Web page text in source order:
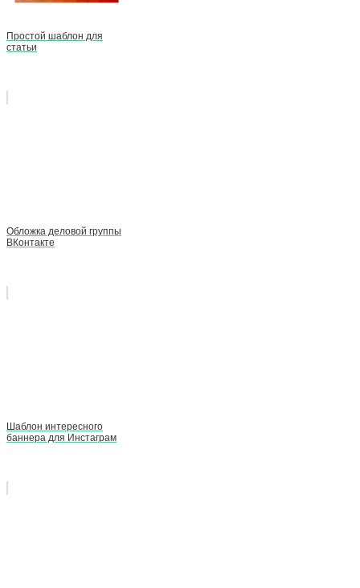
Простой шаблон для
статьи
Обложка деловой группы
ВКонтакте
Шаблон интересного
баннера для Инстаграм